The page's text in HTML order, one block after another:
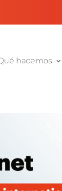
hacemos